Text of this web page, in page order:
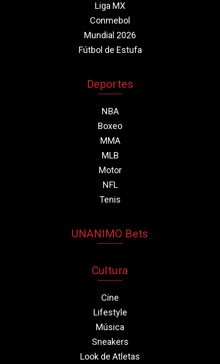
Liga MX
Conmebol
Mundial 2026
Fútbol de Estufa
Deportes
NBA
Boxeo
MMA
MLB
Motor
NFL
Tenis
UNANIMO Bets
Cultura
Cine
Lifestyle
Música
Sneakers
Look de Atletas